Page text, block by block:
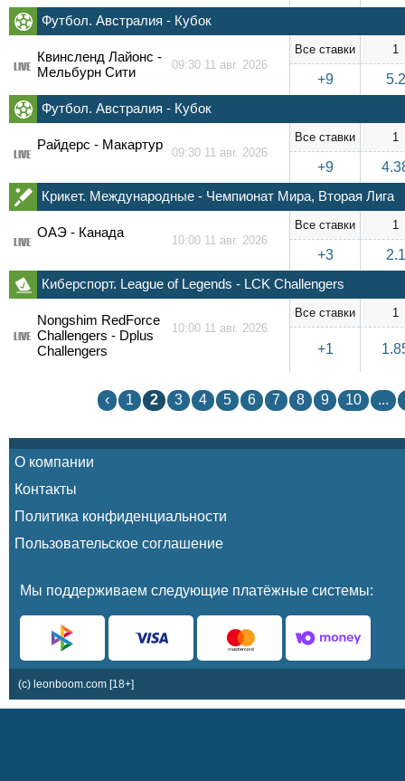
Футбол. Австралия - Кубок
Квинсленд Лайонс -
Мельбурн Сити
09:30 11 авг. 2026
LIVE
Все ставки 1
+9
5.2
Футбол. Австралия - Кубок
Райдерс - Макартур
09:30 11 авг. 2026
LIVE
Все ставки 1
+9
Крикет. Международные - Чемпионат Мира, Вторая Лига
ОАЭ - Канада
10:00 11 авг. 2026
LIVE
Все ставки 1
+3
2.1
Киберспорт. League of Legends - LCK Challengers
Nongshim RedForce
Challengers - Dplus
Challengers
10:00 11 авг. 2026
LIVE
Все ставки 1
+1
‹ 1 2 3 4 5 6 7 8 9 10 ...
О компании
Контакты
Политика конфиденциальности
Пользовательское соглашение
Мы поддерживаем следующие платёжные системы:
(c) leonboom.com [18+]